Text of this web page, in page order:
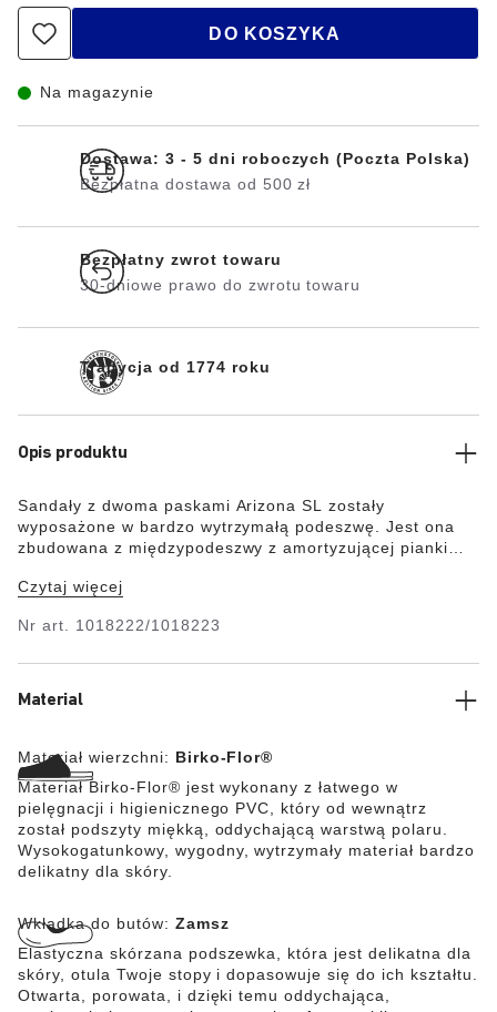
DO KOSZYKA
Na magazynie
Dostawa: 3 - 5 dni roboczych (Poczta Polska)
Bezpłatna dostawa od 500 zł
Bezpłatny zwrot towaru
30-dniowe prawo do zwrotu towaru
Tradycja od 1774 roku
Opis produktu
Sandały z dwoma paskami Arizona SL zostały
wyposażone w bardzo wytrzymałą podeszwę. Jest ona
zbudowana z międzypodeszwy z amortyzującej pianki
stopy w trakcie chodzenia. Ponadto chroni przed
olej oraz tłuszcz. Dzięki regulowanym paskom sandał
Czytaj więcej
Nr art. 1018222/1018223
Material
Materiał wierzchni: Birko-Flor®
Materiał Birko-Flor® jest wykonany z łatwego w
pielęgnacji i higienicznego PVC, który od wewnątrz
został podszyty miękką, oddychającą warstwą polaru.
Wysokogatunkowy, wygodny, wytrzymały materiał bardzo
delikatny dla skóry.
Wkładka do butów: Zamsz
Elastyczna skórzana podszewka, która jest delikatna dla
skóry, otula Twoje stopy i dopasowuje się do ich kształtu.
Otwarta, porowata, i dzięki temu oddychająca,